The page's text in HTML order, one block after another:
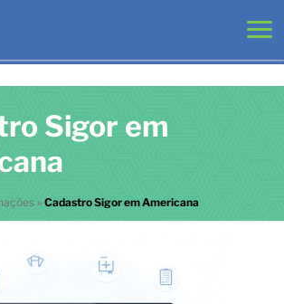
Sigor em
» Cadastro Sigor em Americana